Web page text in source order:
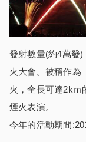
發射數量(約4萬發
火大會。被稱作為
火，全長可達2kｍ
煙火表演。
今年的活動期間